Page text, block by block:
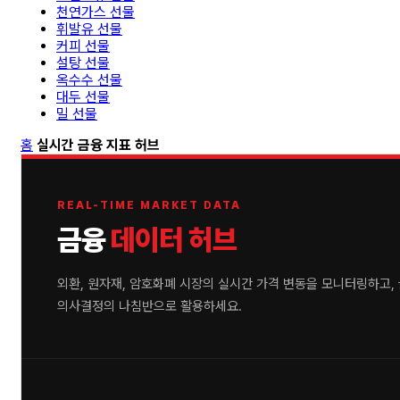
천연가스 선물
휘발유 선물
커피 선물
설탕 선물
옥수수 선물
대두 선물
밀 선물
홈 실시간 금융 지표 허브
REAL-TIME MARKET DATA
금융데이터 허브
외환, 원자재, 암호화폐 시장의 실시간 가격 변동을 모니터링하고
의사결정의 나침반으로 활용하세요.